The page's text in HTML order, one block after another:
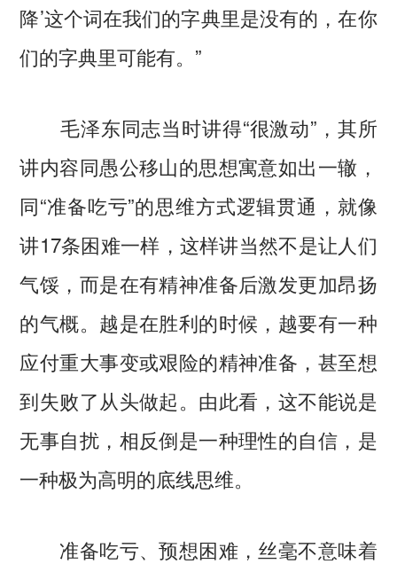
降’这个词在我们的字典里是没有的，在你
们的字典里可能有。”
毛泽东同志当时讲得“很激动”，其所
讲内容同愚公移山的思想寓意如出一辙，
同“准备吃亏”的思维方式逻辑贯通，就像
讲17条困难一样，这样讲当然不是让人们
气馁，而是在有精神准备后激发更加昂扬
的气概。越是在胜利的时候，越要有一种
应付重大事变或艰险的精神准备，甚至想
到失败了从头做起。由此看，这不能说是
无事自扰，相反倒是一种理性的自信，是
一种极为高明的底线思维。
准备吃亏、预想困难，丝毫不意味着